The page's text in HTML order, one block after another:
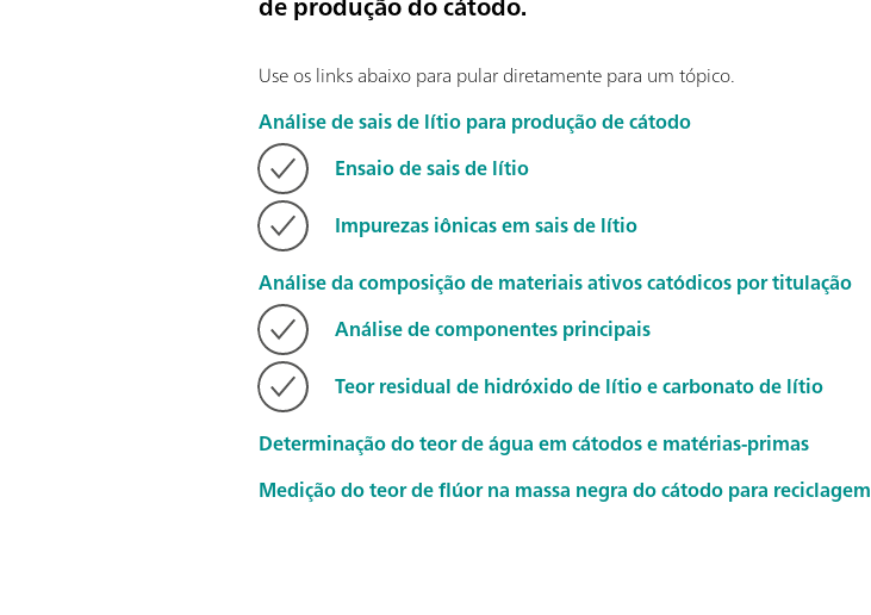
Use os links abaixo para pular diretamente para um tópico.
Análise de sais de lítio para produção de cátodo
Ensaio de sais de lítio
Impurezas iônicas em sais de lítio
Análise da composição de materiais ativos catódicos por titulação
Análise de componentes principais
Teor residual de hidróxido de lítio e carbonato de lítio
Determinação do teor de água em cátodos e matérias-primas
Medição do teor de flúor na massa negra do cátodo para reciclagem